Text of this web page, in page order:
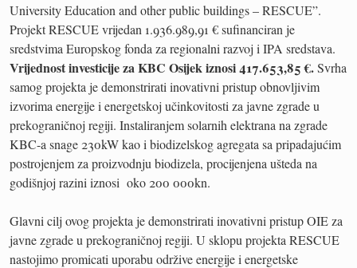
University Education and other public buildings – RESCUE”.
Projekt RESCUE vrijedan 1.936.989,91 € sufinanciran je
sredstvima Europskog fonda za regionalni razvoj i IPA sredstava.
Vrijednost investicije za KBC Osijek iznosi 417.653,85 €.Svrha
samog projekta je demonstrirati inovativni pristup obnovljivim
izvorima energije i energetskoj učinkovitosti za javne zgrade u
prekograničnoj regiji. Instaliranjem solarnih elektrana na zgrade
KBC-a snage 230kW kao i biodizelskog agregata sa pripadajućim
postrojenjem za proizvodnju biodizela, procijenjena ušteda na
godišnjoj razini iznosi oko 200 000kn.
Glavni cilj ovog projekta je demonstrirati inovativni pristup OIE za
javne zgrade u prekograničnoj regiji. U sklopu projekta RESCUE
nastojimo promicati uporabu održive energije i energetske